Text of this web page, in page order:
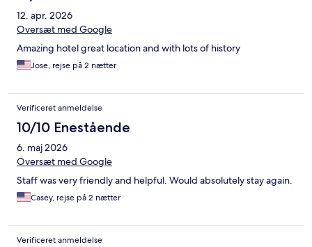
12. apr. 2026
Oversæt med Google
Amazing hotel great location and with lots of history
Jose, rejse på 2 nætter
Verificeret anmeldelse
10/10 Enestående
6. maj 2026
Oversæt med Google
Staff was very friendly and helpful. Would absolutely stay again.
Casey, rejse på 2 nætter
Verificeret anmeldelse